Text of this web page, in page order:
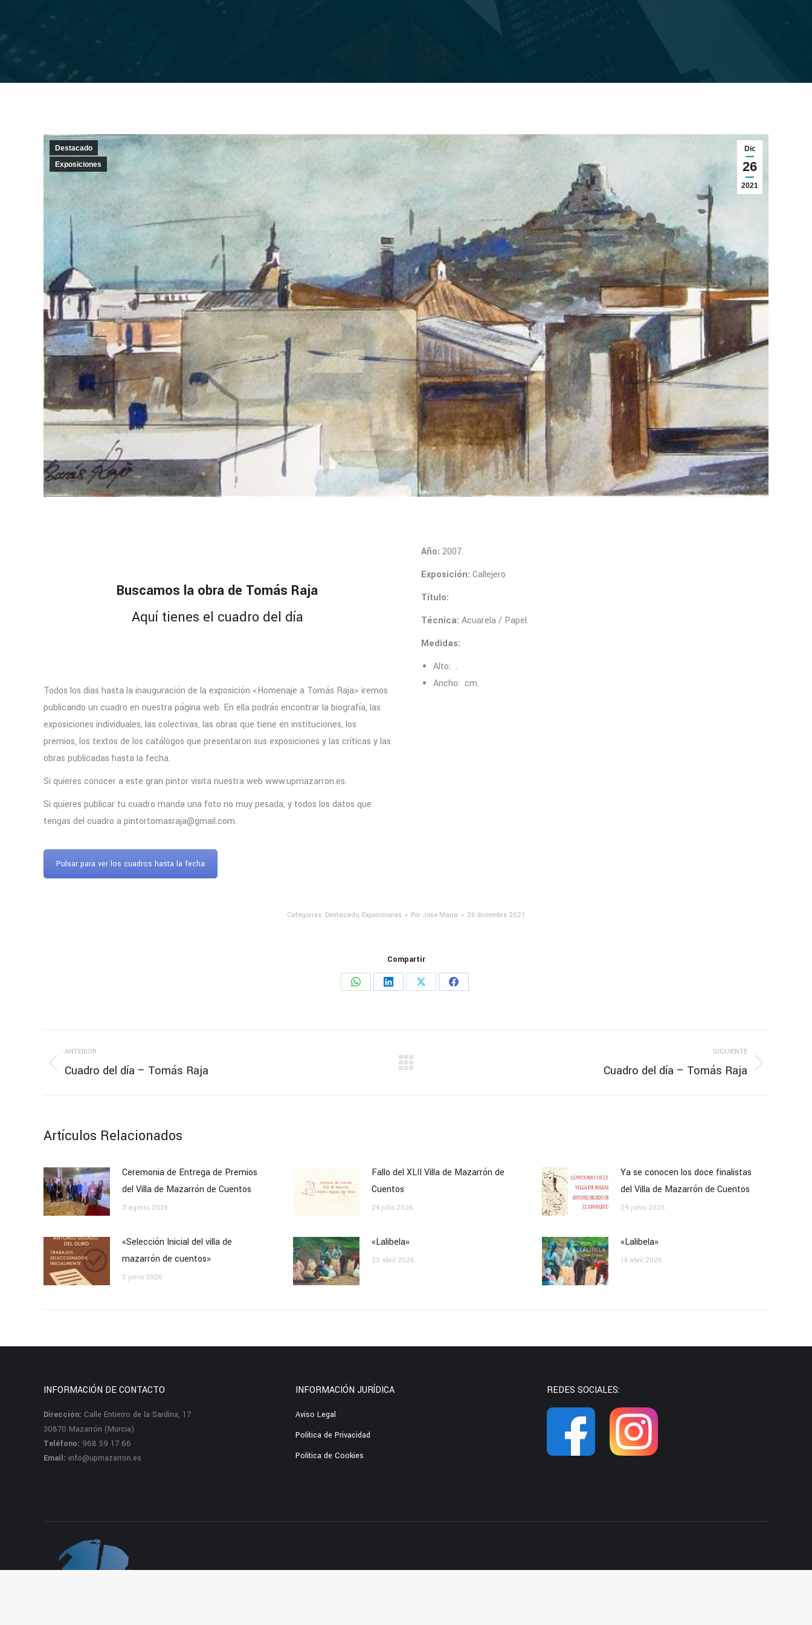
Dic
26
2021
Destacado
Exposiciones
Buscamos la obra de Tomás Raja
Aquí tienes el cuadro del día
Todos los días hasta la inauguración de la exposición <Homenaje a Tomás Raja> iremos
publicando un cuadro en nuestra página web. En ella podrás encontrar la biografía, las
exposiciones individuales, las colectivas, las obras que tiene en instituciones, los
premios, los textos de los catálogos que presentaron sus exposiciones y las críticas y las
obras publicadas hasta la fecha.
Si quieres conocer a este gran pintor visita nuestra web www.upmazarron.es.
Si quieres publicar tu cuadro manda una foto no muy pesada, y todos los datos que
tengas del cuadro a pintortomasraja@gmail.com.
Pulsar para ver los cuadros hasta la fecha
Año: 2007.
Exposición: Callejero
Título:
Técnica: Acuarela / Papel.
Medidas:
Alto: .
Ancho: cm.
Categorías: Destacado, Exposiciones Por Jose Maria 26 diciembre 2021
Compartir
Share
Share
Share
Share
Navegación
entre
ANTERIOR
Publicación
Cuadro del día – Tomás Raja
SIGUIENTE
Cuadro del día – Tomás Raja
Artículos Relacionados
Ceremonia de Entrega de Premios
del Villa de Mazarrón de Cuentos
3 agosto 2026
Fallo del XLII Villa de Mazarrón de
Cuentos
24 julio 2026
Ya se conocen los doce finalistas
del Villa de Mazarrón de Cuentos
29 junio 2026
«Selección Inicial del villa de
mazarrón de cuentos»
2 junio 2026
«Lalibela»
23 abril 2026
«Lalibela»
16 abril 2026
INFORMACIÓN DE CONTACTO
Dirección: Calle Entierro de la Sardina, 17
30870 Mazarrón (Murcia)
Teléfono: 968 59 17 66
Email: info@upmazarron.es
INFORMACIÓN JURÍDICA
Aviso Legal
Política de Privacidad
Política de Cookies
REDES SOCIALES: